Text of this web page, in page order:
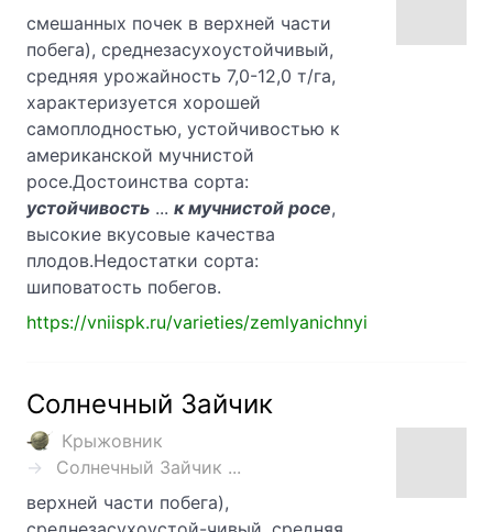
смешанных почек в верхней части
побега), среднезасухоустойчивый,
средняя урожайность 7,0-12,0 т/га,
характеризуется хорошей
самоплодностью, устойчивостью к
американской мучнистой
росе.Достоинства сорта:
устойчивость ... к мучнистой росе,
высокие вкусовые качества
плодов.Недостатки сорта:
шиповатость побегов.
https://vniispk.ru/varieties/zemlyanichnyi
Солнечный Зайчик
Крыжовник
Солнечный Зайчик ...
верхней части побега),